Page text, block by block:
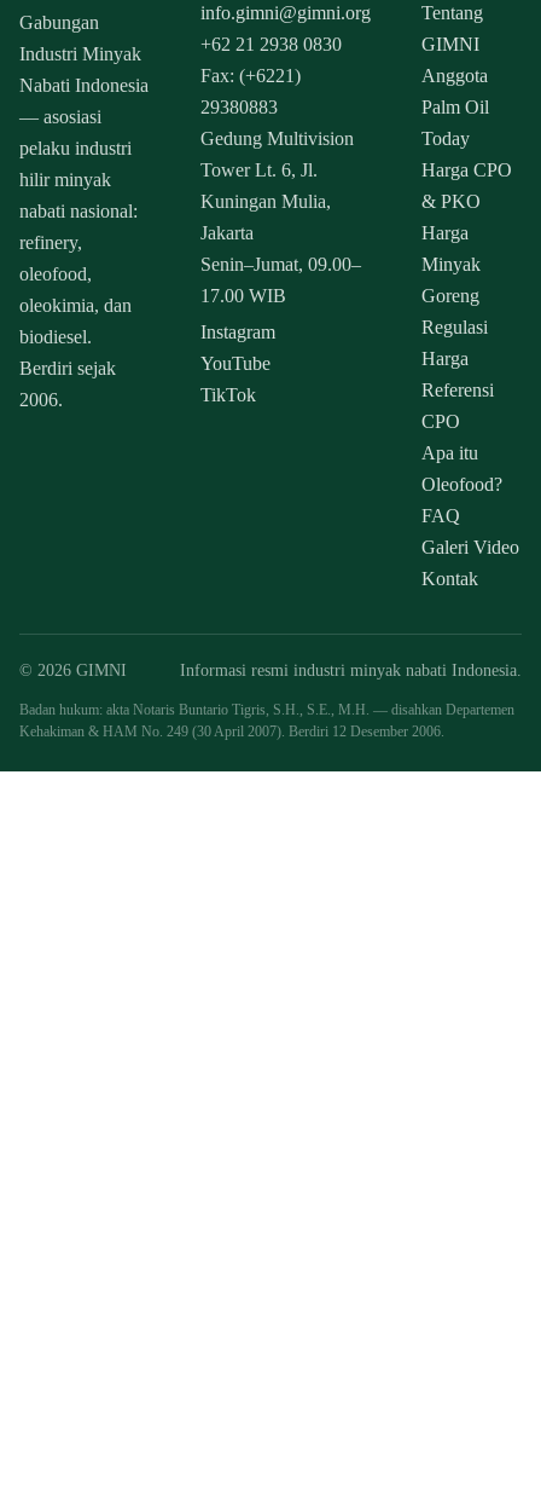
Gabungan
Industri Minyak
Nabati Indonesia
— asosiasi
pelaku industri
hilir minyak
nabati nasional:
refinery,
oleofood,
oleokimia, dan
biodiesel.
Berdiri sejak
2006.
info.gimni@gimni.org
+62 21 2938 0830
Fax: (+6221)
29380883
Gedung Multivision
Tower Lt. 6, Jl.
Kuningan Mulia,
Jakarta
Senin–Jumat, 09.00–
17.00 WIB
Instagram
YouTube
TikTok
Tentang
GIMNI
Anggota
Palm Oil
Today
Harga CPO
& PKO
Harga
Minyak
Goreng
Regulasi
Harga
Referensi
CPO
Apa itu
Oleofood?
FAQ
Galeri Video
Kontak
© 2026 GIMNI Informasi resmi industri minyak nabati Indonesia.
Badan hukum: akta Notaris Buntario Tigris, S.H., S.E., M.H. — disahkan Departemen
Kehakiman & HAM No. 249 (30 April 2007). Berdiri 12 Desember 2006.